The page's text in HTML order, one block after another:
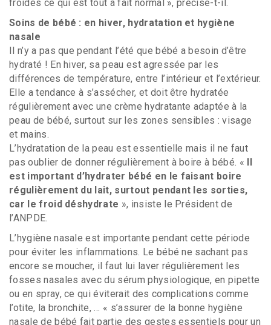
froides ce qui est tout à fait normal », précise-t-il.
Soins de bébé : en hiver, hydratation et hygiène
nasale
Il n’y a pas que pendant l’été que bébé a besoin d’être
hydraté ! En hiver, sa peau est agressée par les
différences de température, entre l’intérieur et l’extérieur.
Elle a tendance à s’assécher, et doit être hydratée
régulièrement avec une crème hydratante adaptée à la
peau de bébé, surtout sur les zones sensibles : visage
et mains.
L’hydratation de la peau est essentielle mais il ne faut
pas oublier de donner régulièrement à boire à bébé. « Il
est important d’hydrater bébé en le faisant boire
régulièrement du lait, surtout pendant les sorties,
car le froid déshydrate », insiste le Président de
l’ANPDE.
L’hygiène nasale est importante pendant cette période
pour éviter les inflammations. Le bébé ne sachant pas
encore se moucher, il faut lui laver régulièrement les
fosses nasales avec du sérum physiologique, en pipette
ou en spray, ce qui éviterait des complications comme
l’otite, la bronchite, … « s’assurer de la bonne hygiène
nasale de bébé fait partie des gestes essentiels pour un